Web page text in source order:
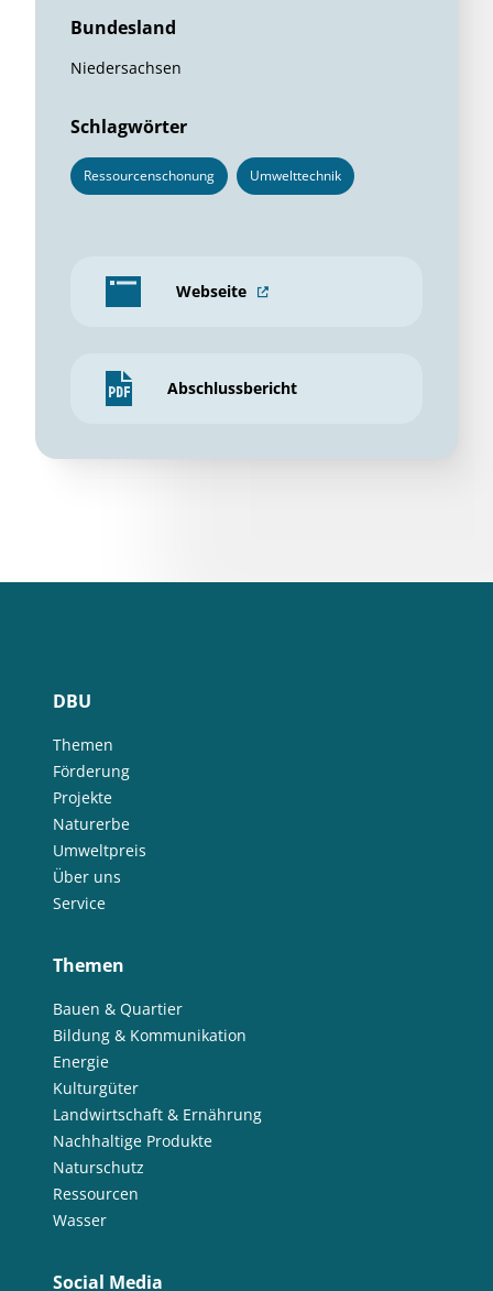
Bundesland
Niedersachsen
Schlagwörter
Ressourcenschonung Umwelttechnik
Webseite
Abschlussbericht
DBU
Themen
Förderung
Projekte
Naturerbe
Umweltpreis
Über uns
Service
Themen
Bauen & Quartier
Bildung & Kommunikation
Energie
Kulturgüter
Landwirtschaft & Ernährung
Nachhaltige Produkte
Naturschutz
Ressourcen
Wasser
Social Media